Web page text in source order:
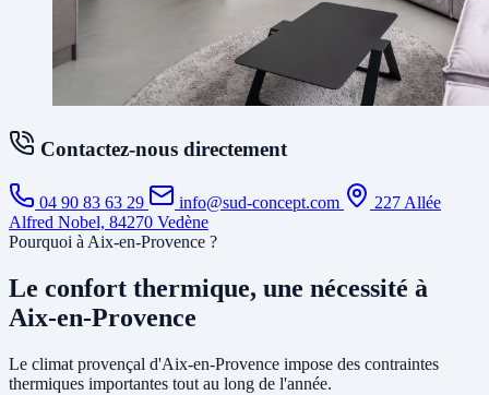
Contactez-nous directement
04 90 83 63 29 info@sud-concept.com
227 Allée
Alfred Nobel, 84270 Vedène
Pourquoi à Aix-en-Provence ?
Le confort thermique, une nécessité à
Aix-en-Provence
Le climat provençal d'Aix-en-Provence impose des contraintes
thermiques importantes tout au long de l'année.